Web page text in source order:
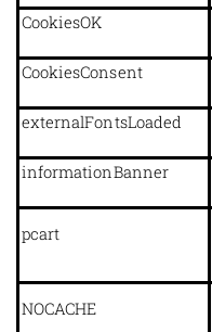
CookiesOK
CookiesConsent
externalFontsLoaded
informationBanner
pcart
NOCACHE